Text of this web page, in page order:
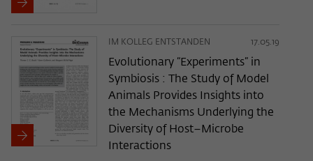
IM KOLLEG ENTSTANDEN 17.05.19
Evolutionary “Experiments” in
Symbiosis : The Study of Model
Animals Provides Insights into
the Mechanisms Underlying the
Diversity of Host–Microbe
Interactions